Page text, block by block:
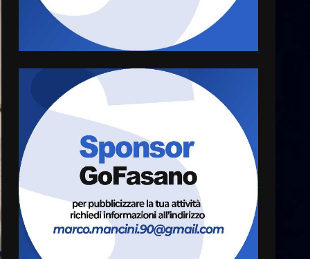
Cura dei beni comuni e
cittadinanza attiva: online
l’avviso per la gestione
Laureto
6 Agosto 2026 06:20
La magia del Minareto e la
prima assoluta de “L’Albergo
Belvedere. Il rapimento”
6 Agosto 2026 06:15
1
“I Contestatori: Musica di
Rivoluzione”: nuovo
appuntamento con “Fasano in
Banda”
7 Agosto 2026 06:05